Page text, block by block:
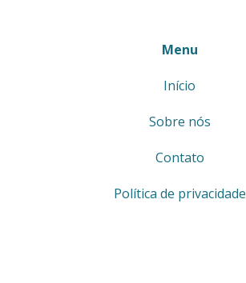
Menu
Início
Sobre nós
Contato
Política de privacidade